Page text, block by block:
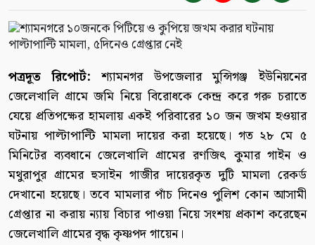
পত্রদূত রিপোর্ট: শ্যামনগর উপজেলার মুন্সিগঞ্জ ইউনিয়নের
জেলেখালি গ্রামে জমি নিয়ে বিরোধকে কেন্দ্র করে গরু চরাতে
যেয়ে প্রতিপক্ষের হামলায় একই পরিবারের ১০ জন জখম হওয়ার
ঘটনায় পাল্টাপাল্টি মামলা দায়ের করা হয়েছে। গত ২৮ মে ৫
মিনিটের ব্যবধানে জেলেখালি গ্রামের রণজিৎ কুমার গাইন ও
মথুরাপুর গ্রামের হুসাইন গাজীর দায়েরকৃত দুটি মামলা রেকর্ড
দেখানো হয়েছে। তবে মামলার পাঁচ দিনেও পুলিশ কোন আসামী
গ্রেপ্তার না করায় ন্যায় বিচার পাওয়া নিয়ে সংশয় প্রকাশ করেছেন
জেলেখালি গ্রামের বৃদ্ধ কৃষ্ণপদ গায়েন।